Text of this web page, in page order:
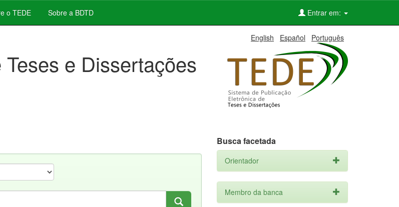
o TEDE Sobre a BDTD Entrar em:
English Español Português
e Dissertações
Busca facetada
Orientador
Membro da banca